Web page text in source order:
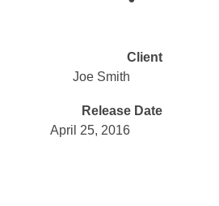
Client
Joe Smith
Release Date
April 25, 2016